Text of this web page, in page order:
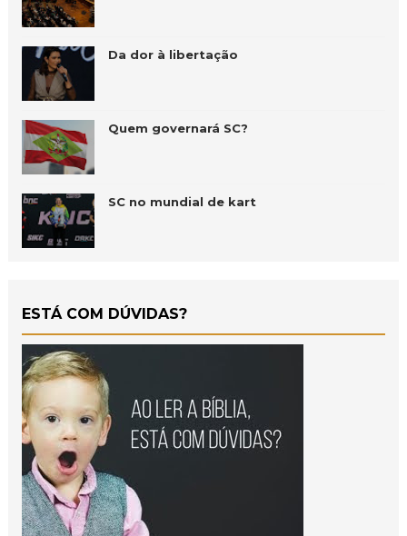
Da dor à libertação
Quem governará SC?
SC no mundial de kart
ESTÁ COM DÚVIDAS?